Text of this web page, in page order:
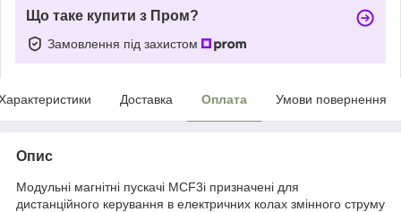
Що таке купити з Пром?
Замовлення під захистом
Доставка Оплата Умови повернення
Опис
Модульні магнітні пускачі MCF3i призначені для
дистанційного кeрування в електричних колах змінного струму